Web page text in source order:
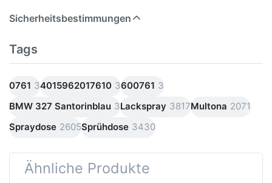
Sicherheitsbestimmungen
Tags
0761 34015962017610 3600761 3
BMW 327 Santorinblau 3Lackspray 3817Multona 2071
Spraydose 2605Sprühdose 3430
Ähnliche Produkte